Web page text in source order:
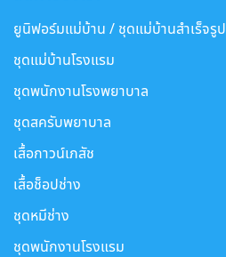
ยูนิฟอร์มแม่บ้าน / ชุดแม่บ้านสำเร็จรูป
ชุดแม่บ้านโรงแรม
ชุดพนักงานโรงพยาบาล
ชุดสครับพยาบาล
เสื้อกาวน์เภสัช
เสื้อช็อปช่าง
ชุดหมีช่าง
ชุดพนักงานโรงแรม